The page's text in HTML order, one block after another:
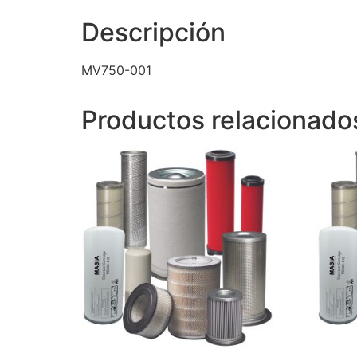
Descripción
MV750-001
Productos